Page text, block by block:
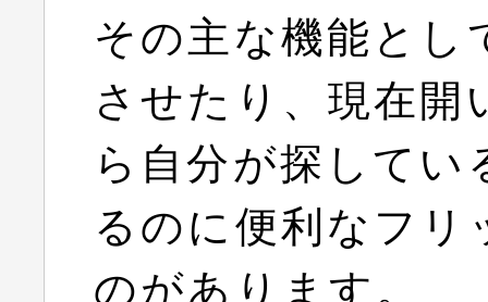
その主な機能とし
させたり、現在
ら自分が探して
るのに便利なフ
のがあります。